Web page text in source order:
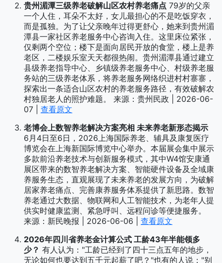
贵州湄潭三级养老破解山区农村养老痛点 79岁的父亲
一个人住，耳朵不太好，女儿最担心的不是吃饭穿衣，
而是孤独。为了让父亲晚年过得更舒心，她来到贵州湄
潭县一家社区养老服务中心咨询入住。这里床位紧张，
仅剩两个空位；楼下是面向居民开放的食堂，楼上是养
老区，二楼娱乐室天天都很热闹。贵州湄潭县通过建立
县级养老指导中心、乡镇级养老服务中心、村级养老服
务站的三级养老体系，将养老服务网络织进村村寨寨，
探索出一条适合山区农村的养老服务路径，有效破解农
村独居老人的照护难题。 来源：贵州民政 | 2026-06-
07 | 查看原文
老博会上数智养老解决方案亮相 未来养老新形态揭示
6月4日至6日，2026上海国际养老、辅具及康复医疗
博览会在上海新国际博览中心举办。本届展会集中展示
多款前沿养老技术与创新服务模式，其中W4馆安康通
展区带来的数智养老解决方案、智能硬件设备及全域康
养服务生态，直观展现了未来养老的发展方向，为破解
居家养老痛点、完善康养服务体系提供了新思路。数智
养老通过大数据、物联网和人工智能技术，为老年人提
供实时健康监测、紧急呼叫、远程问诊等便捷服务。
来源：新民晚报 | 2026-06-06 | 查看原文
2026年四川省养老金计算公式 工龄43年半能领多
少？ 有人认为："工龄已经到了四十三点五年的地步，
无论如何也要达到五千元起薪了吧？"也有的人说："别